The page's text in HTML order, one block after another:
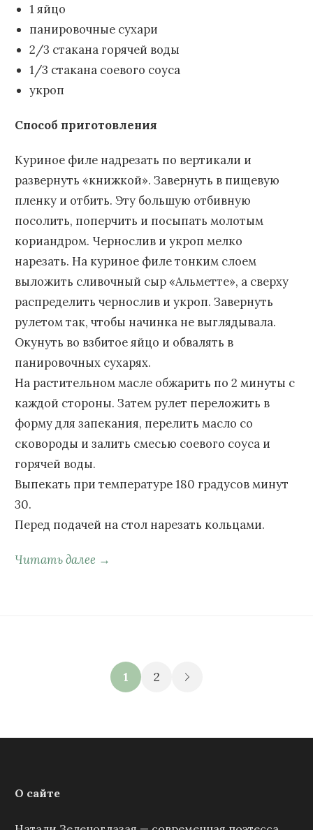
1 яйцо
панировочные сухари
2/3 стакана горячей воды
1/3 стакана соевого соуса
укроп
Способ приготовления
Куриное филе надрезать по вертикали и
развернуть «книжкой». Завернуть в пищевую
пленку и отбить. Эту большую отбивную
посолить, поперчить и посыпать молотым
кориандром. Чернослив и укроп мелко
нарезать. На куриное филе тонким слоем
выложить сливочный сыр «Альметте», а сверху
распределить чернослив и укроп. Завернуть
рулетом так, чтобы начинка не выглядывала.
Окунуть во взбитое яйцо и обвалять в
панировочных сухарях.
На растительном масле обжарить по 2 минуты с
каждой стороны. Затем рулет переложить в
форму для запекания, перелить масло со
сковороды и залить смесью соевого соуса и
горячей воды.
Выпекать при температуре 180 градусов минут
30.
Перед подачей на стол нарезать кольцами.
Читать далее →
1 2
О сайте